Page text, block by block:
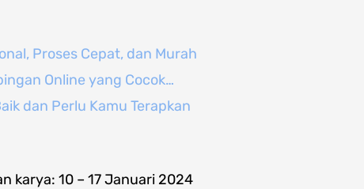
Proses Cepat, dan Murah
Online yang Cocok…
dan Perlu Kamu Terapkan
karya: 10 – 17 Januari 2024